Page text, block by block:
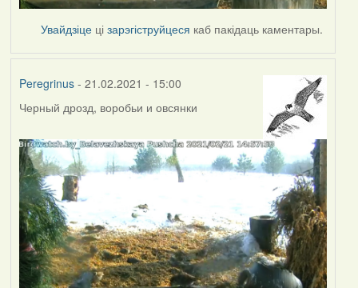
Увайдзіце цізарэгіструйцеся каб пакідаць каментары.
Peregrinus- 21.02.2021 - 15:00
Черный дрозд, воробьи и овсянки